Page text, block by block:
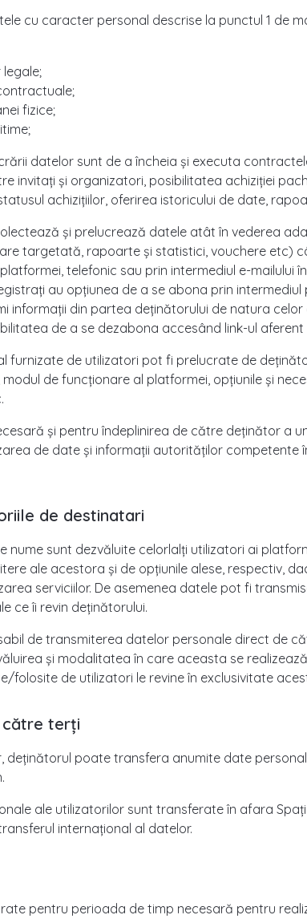
cu caracter personal descrise la punctul 1 de
fizice;
datelor sunt de a încheia și executa
invitați și organizatori, posibilitatea achiziției
achizițiilor, oferirea istoricului de date,
și prelucrează datele atât în vederea
targetată, rapoarte și statistici, vouchere etc)
telefonic sau prin intermediul e-mailului
au opțiunea de a se abona prin
informații din partea deținătorului de natura celor
de a se dezabona accesând link-ul aferent
furnizate de utilizatori pot fi prelucrate de
de funcționare al platformei, opțiunile și
și pentru îndeplinirea de către deținător a
de date și informații autorităților competente
de destinatari
nume sunt dezvăluite celorlalți utilizatori ai
ale acestora și de opțiunile alese, respectiv,
serviciilor. De asemenea datele pot fi
ce îi revin deținătorului.
de transmiterea datelor personale direct de
și modalitatea în care aceasta se
folosite de utilizatori le revine în exclusivitate
terți
deținătorul poate transfera anumite date
ale utilizatorilor sunt transferate în afara
internațional al datelor.
pentru perioada de timp necesară pentru